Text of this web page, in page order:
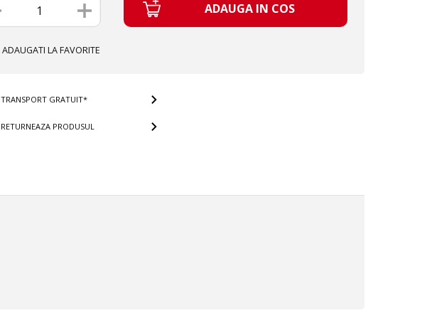
ADAUGA IN COS
ADAUGATI LA FAVORITE
TRANSPORT GRATUIT*
RETURNEAZA PRODUSUL